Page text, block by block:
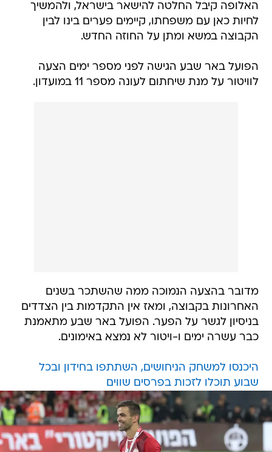
האלופה קיבל החלטה להישאר בישראל, ולהמשיך
לחיות כאן עם משפחתו, קיימים פערים בינו לבין
הקבוצה במשא ומתן על החוזה החדש.
הפועל באר שבע הגישה לפני מספר ימים הצעה
לוויטור על מנת שיחתום לעונה מספר 11 במועדון.
מדובר בהצעה הנמוכה ממה שהשתכר בשנים
האחרונות בקבוצה, ומאז אין התקדמות בין הצדדים
בניסיון לגשר על הפער. הפועל באר שבע מתאמנת
כבר עשרה ימים ו-ויטור לא נמצא באימונים.
היכנסו למשחק הניחושים, השתתפו בחידון ובכל
שבוע תוכלו לזכות בפרסים שווים